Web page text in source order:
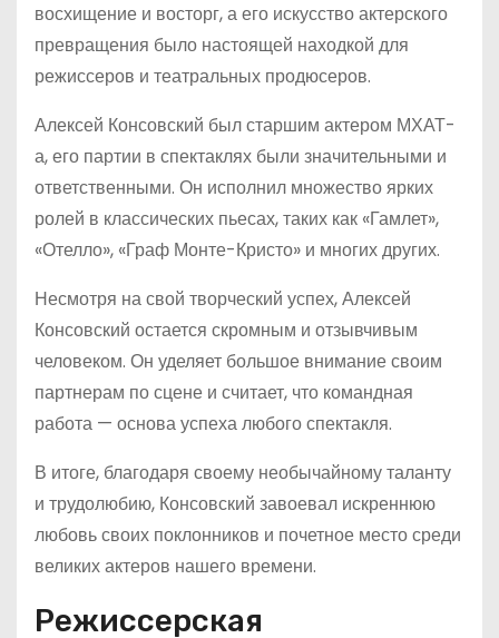
восхищение и восторг, а его искусство актерского
превращения было настоящей находкой для
режиссеров и театральных продюсеров.
Алексей Консовский был старшим актером МХАТ-
а, его партии в спектаклях были значительными и
ответственными. Он исполнил множество ярких
ролей в классических пьесах, таких как «Гамлет»,
«Отелло», «Граф Монте-Кристо» и многих других.
Несмотря на свой творческий успех, Алексей
Консовский остается скромным и отзывчивым
человеком. Он уделяет большое внимание своим
партнерам по сцене и считает, что командная
работа — основа успеха любого спектакля.
В итоге, благодаря своему необычайному таланту
и трудолюбию, Консовский завоевал искреннюю
любовь своих поклонников и почетное место среди
великих актеров нашего времени.
Режиссерская